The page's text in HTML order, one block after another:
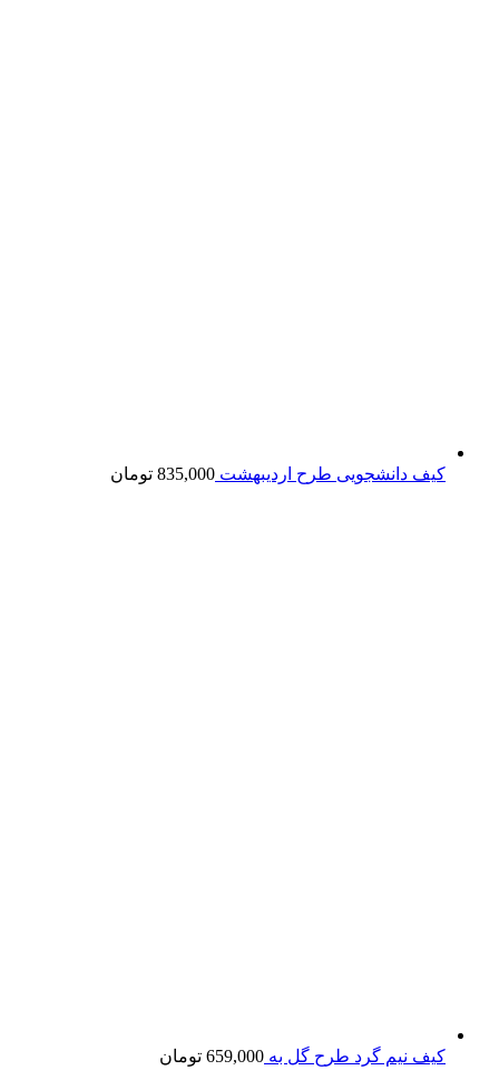
کیف دانشجویی طرح اردیبهشت 835,000 تومان
کیف نیم گرد طرح گل به 659,000 تومان